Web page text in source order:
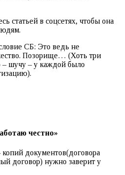
статьей в соцсетях, чтобы она
СБ: Это ведь не
Позорище… (Хоть три
шучу – у каждой было
честно»
документов(договора
договор) нужно заверит у